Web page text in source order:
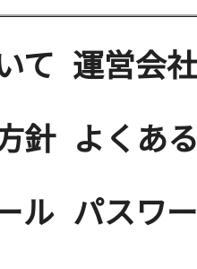
て 運営会社
針 よくあ
ル パスワ